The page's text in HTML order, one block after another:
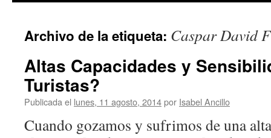
Archivo de la etiqueta: Caspar David
Altas Capacidades y
Turistas?
Publicada el lunes, 11 agosto, 2014por Isabel Ancillo
Cuando gozamos y sufrimos de una